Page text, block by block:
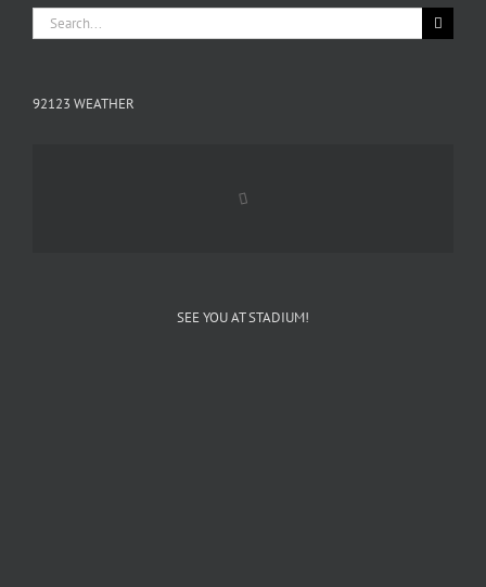
Search
for:
92123 WEATHER
SEE YOU AT STADIUM!